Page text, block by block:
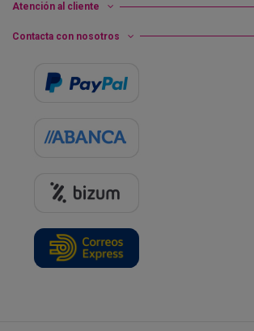
Atención al cliente
Contacta con nosotros